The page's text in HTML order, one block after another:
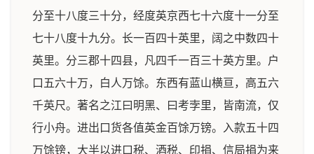
分至十八度三十分，经度英京西七十六度十一分至
七十八度十九分。长一百四十英里，阔之中数四十
英里。分三郡十四县，凡四千一百三十英方里。户
口五六十万，白人万馀。东西有蓝山横亘，高五六
千英尺。著名之江曰明黑、曰考孛里，皆南流，仅
行小舟。进出口货各值英金百馀万镑。入款五十四
万馀镑，大半以进口税、酒税、印捐、信局捐为来